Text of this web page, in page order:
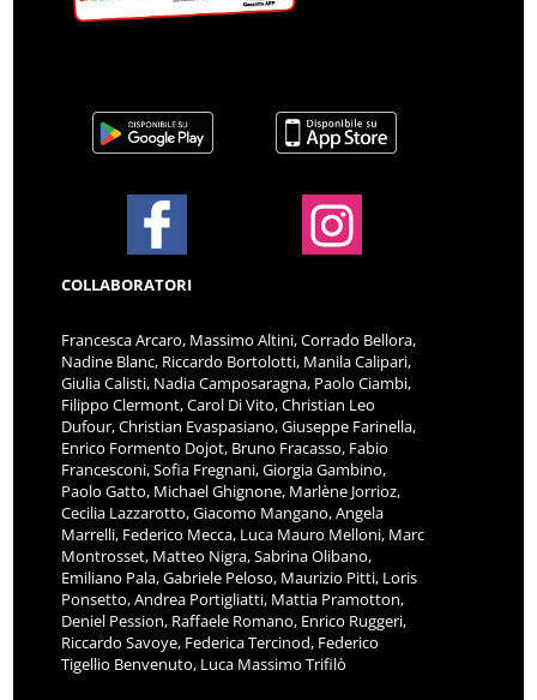
COLLABORATORI
Francesca Arcaro, Massimo Altini, Corrado Bellora,
Nadine Blanc, Riccardo Bortolotti, Manila Calipari,
Giulia Calisti, Nadia Camposaragna, Paolo Ciambi,
Filippo Clermont, Carol Di Vito, Christian Leo
Dufour, Christian Evaspasiano, Giuseppe Farinella,
Enrico Formento Dojot, Bruno Fracasso, Fabio
Francesconi, Sofia Fregnani, Giorgia Gambino,
Paolo Gatto, Michael Ghignone, Marlène Jorrioz,
Cecilia Lazzarotto, Giacomo Mangano, Angela
Marrelli, Federico Mecca, Luca Mauro Melloni, Marc
Montrosset, Matteo Nigra, Sabrina Olibano,
Emiliano Pala, Gabriele Peloso, Maurizio Pitti, Loris
Ponsetto, Andrea Portigliatti, Mattia Pramotton,
Deniel Pession, Raffaele Romano, Enrico Ruggeri,
Riccardo Savoye, Federica Tercinod, Federico
Tigellio Benvenuto, Luca Massimo Trifilò